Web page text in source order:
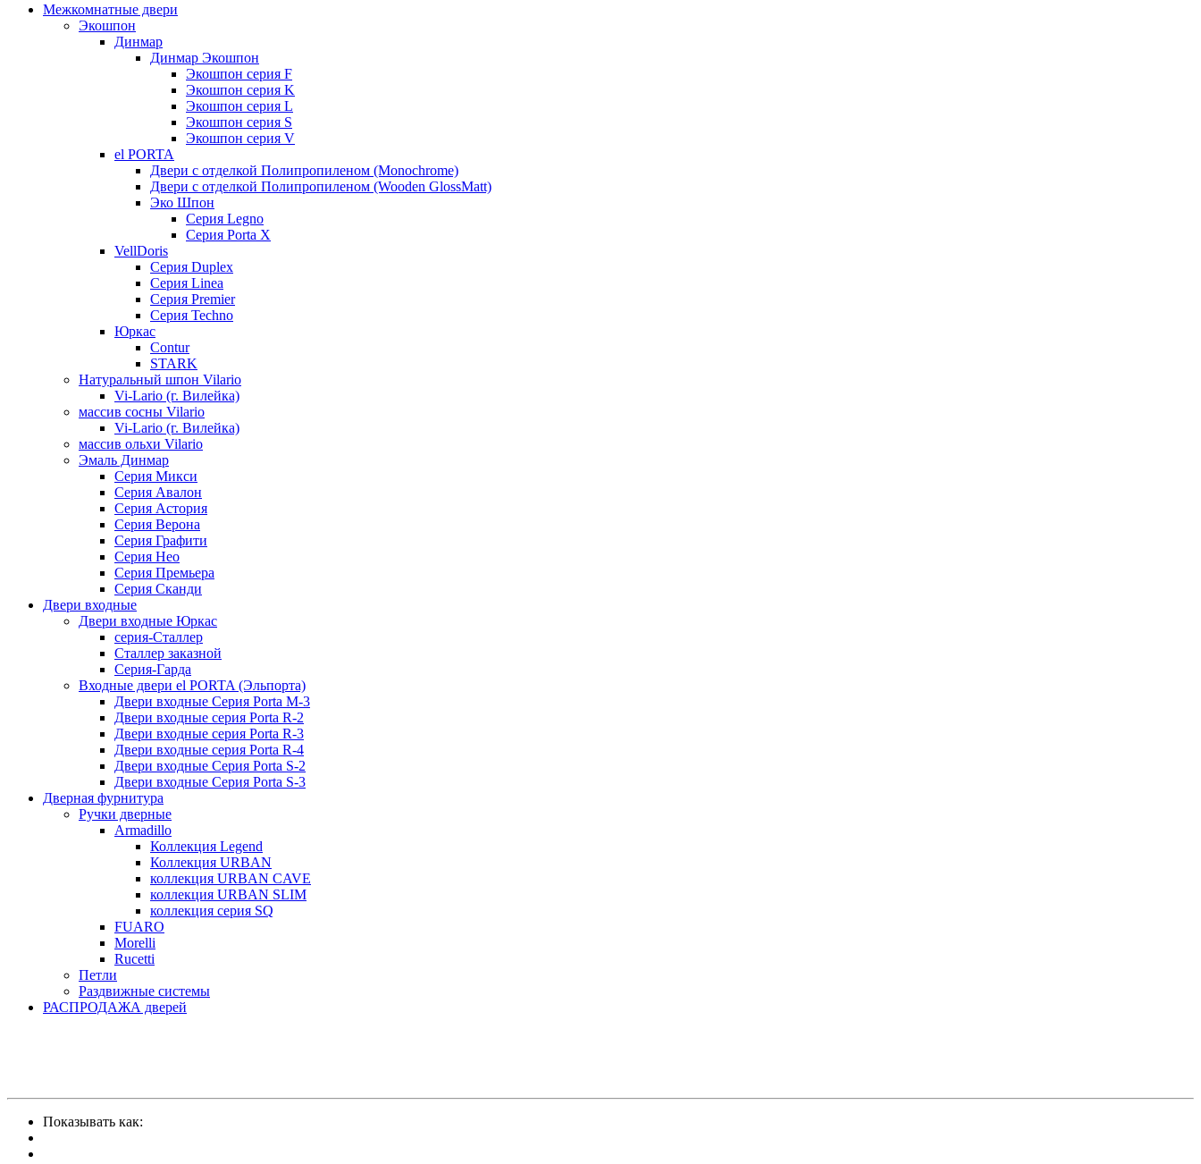
Межкомнатные двери
Экошпон
Динмар
Динмар Экошпон
Экошпон серия F
Экошпон серия K
Экошпон серия L
Экошпон серия S
Экошпон серия V
el PORTA
Двери с отделкой Полипропиленом (Monochrome)
Двери с отделкой Полипропиленом (Wooden GlossMatt)
Эко Шпон
Серия Legno
Серия Porta X
VellDoris
Серия Duplex
Серия Linea
Серия Premier
Серия Techno
Юркас
Contur
STARK
Натуральный шпон Vilario
Vi-Lario (г. Вилейка)
массив сосны Vilario
Vi-Lario (г. Вилейка)
массив ольхи Vilario
Эмаль Динмар
Серия Микси
Серия Авалон
Серия Астория
Серия Верона
Серия Графити
Серия Нео
Серия Премьера
Серия Сканди
Двери входные
Двери входные Юркас
серия-Сталлер
Сталлер заказной
Серия-Гарда
Входные двери el PORTA (Эльпорта)
Двери входные Серия Porta M-3
Двери входные серия Porta R-2
Двери входные серия Porta R-3
Двери входные серия Porta R-4
Двери входные Серия Porta S-2
Двери входные Серия Porta S-3
Дверная фурнитура
Ручки дверные
Armadillo
Коллекция Legend
Коллекция URBAN
коллекция URBAN CAVE
коллекция URBAN SLIM
коллекция серия SQ
FUARO
Morelli
Rucetti
Петли
Раздвижные системы
РАСПРОДАЖА дверей
Показывать как: